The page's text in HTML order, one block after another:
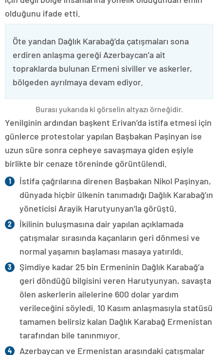
olduğunu ifade etti.
Öte yandan Dağlık Karabağ’da çatışmaları sona
erdiren anlaşma gereği Azerbaycan’a ait
topraklarda bulunan Ermeni siviller ve askerler,
bölgeden ayrılmaya devam ediyor.
Burası yukarıda ki görselin altyazı örneğidir.
Yenilginin ardından başkent Erivan’da istifa etmesi için
günlerce protestolar yapılan Başbakan Paşinyan ise
uzun süre sonra cepheye savaşmaya giden eşiyle
birlikte bir cenaze töreninde görüntülendi.
İstifa çağrılarına direnen Başbakan Nikol Paşinyan,
dünyada hiçbir ülkenin tanımadığı Dağlık Karabağ’ın
yöneticisi Arayik Harutyunyan’la görüştü.
İkilinin buluşmasına dair yapılan açıklamada
çatışmalar sırasında kaçanların geri dönmesi ve
normal yaşamın başlaması masaya yatırıldı.
Şimdiye kadar 25 bin Ermeninin Dağlık Karabağ’a
geri döndüğü bilgisini veren Harutyunyan, savaşta
ölen askerlerin ailelerine 600 dolar yardım
verileceğini söyledi. 10 Kasım anlaşmasıyla statüsü
tamamen belirsiz kalan Dağlık Karabağ Ermenistan
tarafından bile tanınmıyor.
Azerbaycan ve Ermenistan arasındaki çatışmalar